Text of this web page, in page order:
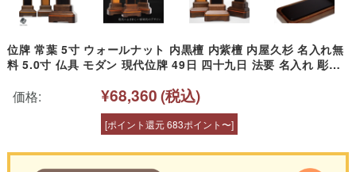
位牌 常葉 5寸 ウォールナット 内黒檀 内紫檀 内屋久杉 名入れ無
料 5.0寸 仏具 モダン 現代位牌 49日 四十九日 法要 名入れ 彫刻
クルミ くるみ 木 ウッド
価格: ¥68,360(税込)
[ポイント還元 683ポイント〜]